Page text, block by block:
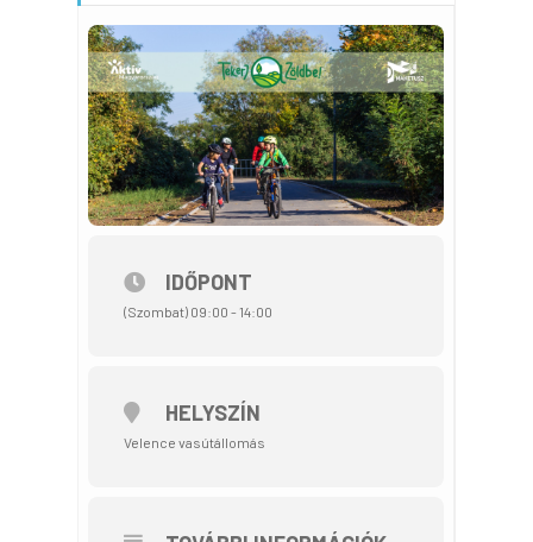
IDŐPONT
(Szombat) 09:00 - 14:00
HELYSZÍN
Velence vasútállomás